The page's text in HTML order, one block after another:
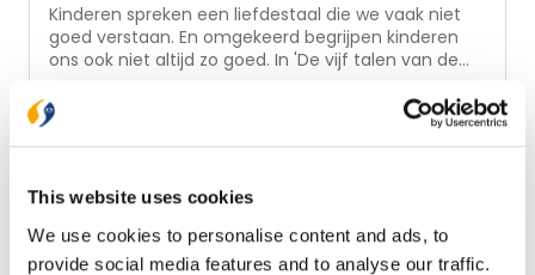
This website uses cookies
We use cookies to personalise content and ads, to
provide social media features and to analyse our traffic.
Kinderen spreken een liefdestaal die we vaak niet
goed verstaan. En omgekeerd begrijpen kinderen
ons ook niet altijd zo goed. In 'De vijf talen van de
Campbell zien hoe je de eerste liefdestaal van je
kind kunt herkennen en toepassen. Door de juiste
liefdestaal te spreken, namelijk de taal die jouw kind
je liefde te ervaren. Een praktisch boek met veel
kind.
€ 17,99
In winkelwagen